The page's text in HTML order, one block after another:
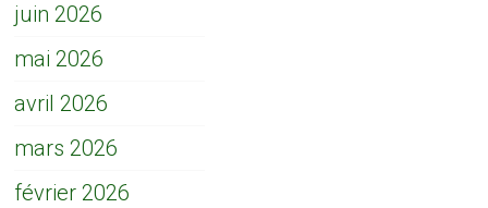
juin 2026
mai 2026
avril 2026
mars 2026
février 2026